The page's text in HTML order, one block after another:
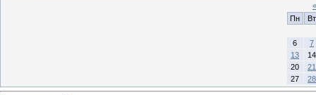
«
Пн
Вт
6
7
13
14
20
21
27
28